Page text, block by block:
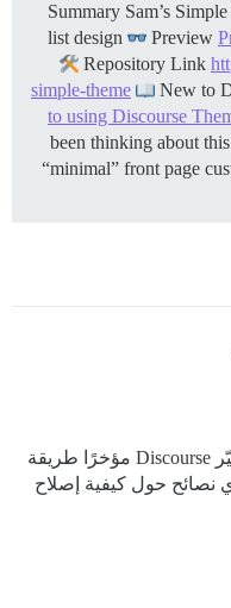
Summary Sam’s
list design
Preview
Repository Link
simple-theme
New to
to using Discourse
been thinking about
“minimal” front page
يبدو أن كود CSS للجوال لا يعمل. هل غيّر Discourse مؤخرًا طريقة
نصائح حول كيفية إصلاح